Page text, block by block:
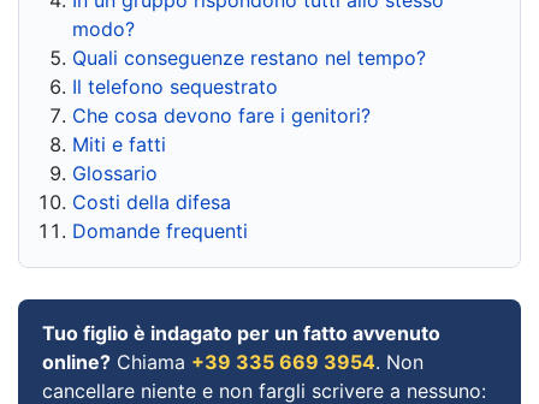
modo?
Quali conseguenze restano nel tempo?
Il telefono sequestrato
Che cosa devono fare i genitori?
Miti e fatti
Glossario
Costi della difesa
Domande frequenti
Tuo figlio è indagato per un fatto avvenuto
online? Chiama +39 335 669 3954. Non
cancellare niente e non fargli scrivere a nessuno: